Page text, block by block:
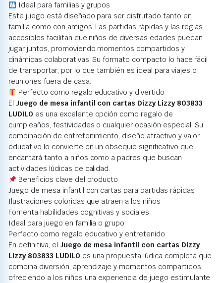
Ideal para familias y grupos
Este juego está diseñado para ser disfrutado tanto en
familia como con amigos. Las partidas rápidas y las reglas
accesibles facilitan que niños de diversas edades puedan
jugar juntos, promoviendo momentos compartidos y
dinámicas colaborativas. Su formato compacto lo hace fácil
de transportar, por lo que también es ideal para viajes o
reuniones fuera de casa.
Perfecto como regalo educativo y divertido
El Juego de mesa infantil con cartas Dizzy Lizzy 803833
LUDILO es una excelente opción como regalo de
cumpleaños, festividades o cualquier ocasión especial. Su
combinación de entretenimiento, diseño atractivo y valor
educativo lo convierte en un obsequio significativo que
encantará tanto a niños como a padres que buscan
actividades lúdicas de calidad.
Beneficios clave del producto
Juego de mesa infantil con cartas para partidas rápidas
Ilustraciones coloridas que atraen a los niños
Fomenta habilidades cognitivas y sociales
Ideal para juego en familia o grupo
Perfecto como regalo educativo y entretenido
En definitiva, el Juego de mesa infantil con cartas Dizzy
Lizzy 803833 LUDILO es una propuesta lúdica completa que
combina diversión, aprendizaje y momentos compartidos,
ofreciendo a los niños una experiencia de juego estimulante